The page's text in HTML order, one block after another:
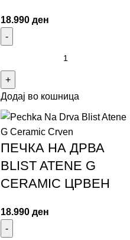
18.990 ден
Додај во кошница
ПЕЧКА НА ДРВА
BLIST ATENE G
CERAMIC ЦРВЕН
18.990 ден